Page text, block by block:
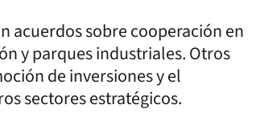
acuerdos sobre cooperación en
y parques industriales. Otros
de inversiones y el
sectores estratégicos.